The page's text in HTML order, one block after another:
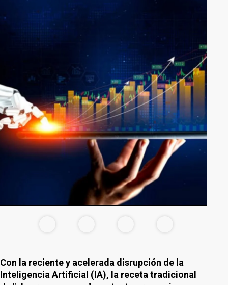
Con la reciente y acelerada disrupción de la
Inteligencia Artificial (IA), la receta tradicional